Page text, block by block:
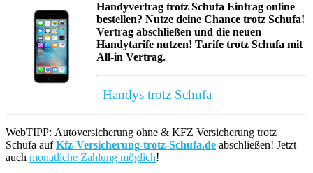
Handyvertrag trotz Schufa Eintrag online
bestellen? Nutze deine Chance trotz Schufa!
Vertrag abschließen und die neuen
Handytarife nutzen! Tarife trotz Schufa mit
All-in Vertrag.
Handys trotz Schufa
WebTIPP: Autoversicherung ohne & KFZ Versicherung trotz
Schufa aufKfz-Versicherung-trotz-Schufa.de abschließen! Jetzt
auch monatliche Zahlung möglich!